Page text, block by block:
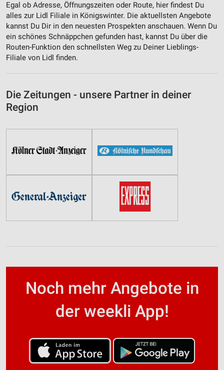
Egal ob Adresse, Öffnungszeiten oder Route, hier findest Du
alles zur Lidl Filiale in Königswinter. Die aktuellsten Angebote
kannst Du Dir in den neuesten Prospekten anschauen. Wenn Du
ein schönes Schnäppchen gefunden hast, kannst Du über die
Routen-Funktion den schnellsten Weg zu Deiner Lieblings-
Filiale von Lidl finden.
Die Zeitungen - unsere Partner in deiner
Region
Noch mehr Angebote in
der weekli App!